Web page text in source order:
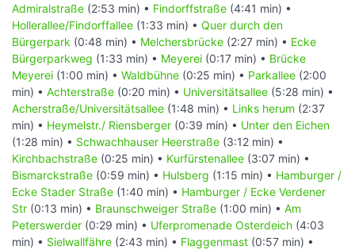
Admiralstraße (2:53 min) • Findorffstraße (4:41 min) •
Hollerallee/Findorffallee (1:33 min) • Quer durch den
Bürgerpark (0:48 min) • Melchersbrücke (2:27 min) • Ecke
Bürgerparkweg (1:33 min) • Meyerei (0:17 min) • Brücke
Meyerei (1:00 min) • Waldbühne (0:25 min) • Parkallee (2:00
min) • Achterstraße (0:20 min) • Universitätsallee (5:28 min) •
Acherstraße/Universitätsallee (1:48 min) • Links herum (2:37
min) • Heymelstr./ Riensberger (0:39 min) • Unter den Eichen
(1:28 min) • Schwachhauser Heerstraße (3:12 min) •
Kirchbachstraße (0:25 min) • Kurfürstenallee (3:07 min) •
Bismarckstraße (0:59 min) • Hulsberg (1:15 min) • Hamburger /
Ecke Stader Straße (1:40 min) • Hamburger / Ecke Verdener
Str (0:13 min) • Braunschweiger Straße (1:00 min) • Am
Peterswerder (0:29 min) • Uferpromenade Osterdeich (4:03
min) • Sielwallfähre (2:43 min) • Flaggenmast (0:57 min) •